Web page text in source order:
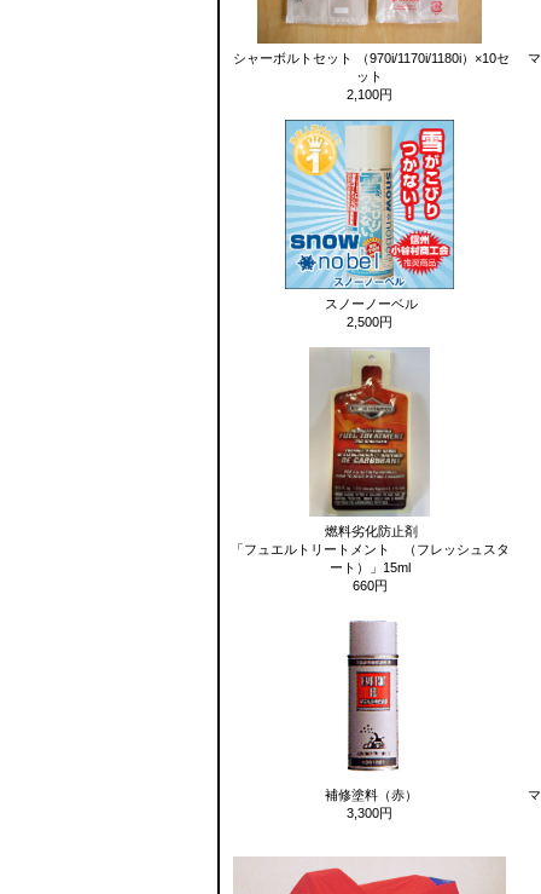
シャーボルトセット （970i/1170i/1180i）×10セ
ット
2,100円
スノーノーベル
2,500円
燃料劣化防止剤
「フュエルトリートメント （フレッシュスタ
ート）」15ml
660円
補修塗料（赤）
3,300円